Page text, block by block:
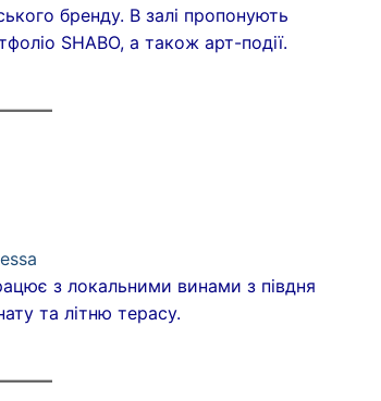
бренду. В залі пропонують
SHABO, а також арт-події.
з локальними винами з півдня
та літню терасу.